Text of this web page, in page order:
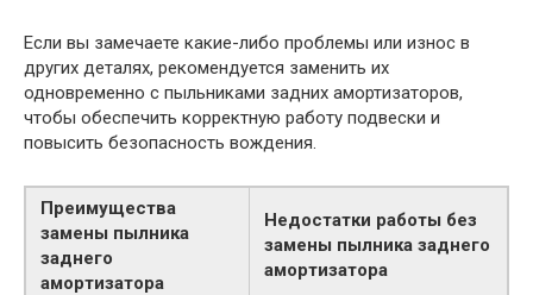
Если вы замечаете какие-либо проблемы или износ в
других деталях, рекомендуется заменить их
одновременно с пыльниками задних амортизаторов,
чтобы обеспечить корректную работу подвески и
повысить безопасность вождения.
Преимущества
замены пылника
заднего
амортизатора
Недостатки работы без
замены пылника заднего
амортизатора